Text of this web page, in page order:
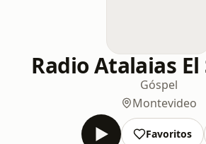
Radio Atalaias El
Góspel
Montevideo
Favoritos